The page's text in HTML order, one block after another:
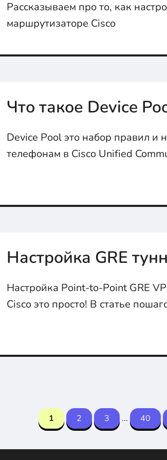
Рассказываем про то, как
маршрутизаторе Cisco
Что такое Device
Device Pool это набор правил и
телефонам в Cisco Unified
Настройка GRE
Настройка Point-to-Point GRE
Cisco это просто! В статье
1 2 3 ... 40